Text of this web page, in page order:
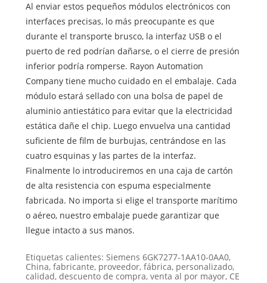
Al enviar estos pequeños módulos electrónicos con
interfaces precisas, lo más preocupante es que
durante el transporte brusco, la interfaz USB o el
puerto de red podrían dañarse, o el cierre de presión
inferior podría romperse. Rayon Automation
Company tiene mucho cuidado en el embalaje. Cada
módulo estará sellado con una bolsa de papel de
aluminio antiestático para evitar que la electricidad
estática dañe el chip. Luego envuelva una cantidad
suficiente de film de burbujas, centrándose en las
cuatro esquinas y las partes de la interfaz.
Finalmente lo introduciremos en una caja de cartón
de alta resistencia con espuma especialmente
fabricada. No importa si elige el transporte marítimo
o aéreo, nuestro embalaje puede garantizar que
llegue intacto a sus manos.
Etiquetas calientes: Siemens 6GK7277-1AA10-0AA0,
China, fabricante, proveedor, fábrica, personalizado,
calidad, descuento de compra, venta al por mayor, CE